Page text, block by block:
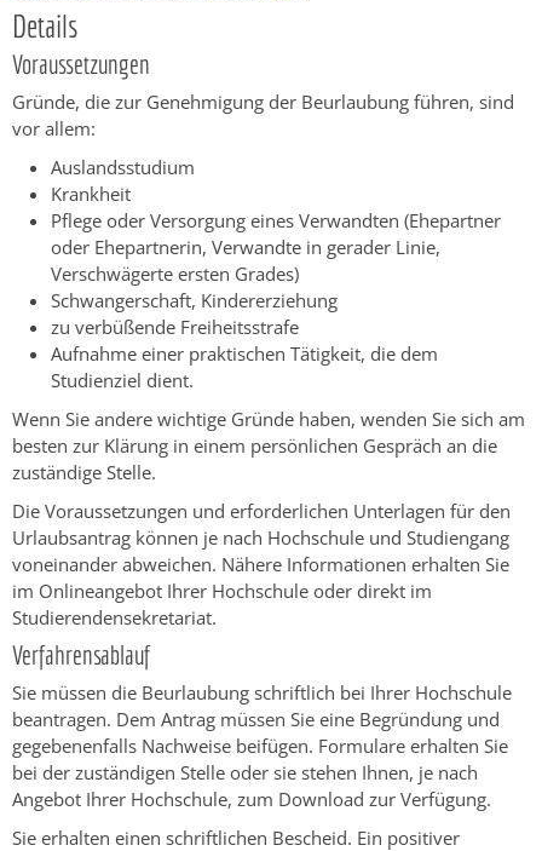
Details
Voraussetzungen
Gründe, die zur Genehmigung der Beurlaubung führen, sind
vor allem:
Auslandsstudium
Krankheit
Pflege oder Versorgung eines Verwandten (Ehepartner
oder Ehepartnerin, Verwandte in gerader Linie,
Verschwägerte ersten Grades)
Schwangerschaft, Kindererziehung
zu verbüßende Freiheitsstrafe
Aufnahme einer praktischen Tätigkeit, die dem
Studienziel dient.
Wenn Sie andere wichtige Gründe haben, wenden Sie sich am
besten zur Klärung in einem persönlichen Gespräch an die
zuständige Stelle.
Die Voraussetzungen und erforderlichen Unterlagen für den
Urlaubsantrag können je nach Hochschule und Studiengang
voneinander abweichen. Nähere Informationen erhalten Sie
im Onlineangebot Ihrer Hochschule oder direkt im
Studierendensekretariat.
Verfahrensablauf
Sie müssen die Beurlaubung schriftlich bei Ihrer Hochschule
beantragen. Dem Antrag müssen Sie eine Begründung und
gegebenenfalls Nachweise beifügen. Formulare erhalten Sie
bei der zuständigen Stelle oder sie stehen Ihnen, je nach
Angebot Ihrer Hochschule, zum Download zur Verfügung.
Sie erhalten einen schriftlichen Bescheid. Ein positiver